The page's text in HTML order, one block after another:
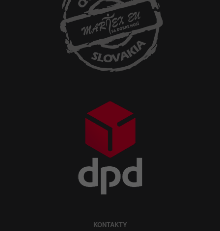
KONTAKTY